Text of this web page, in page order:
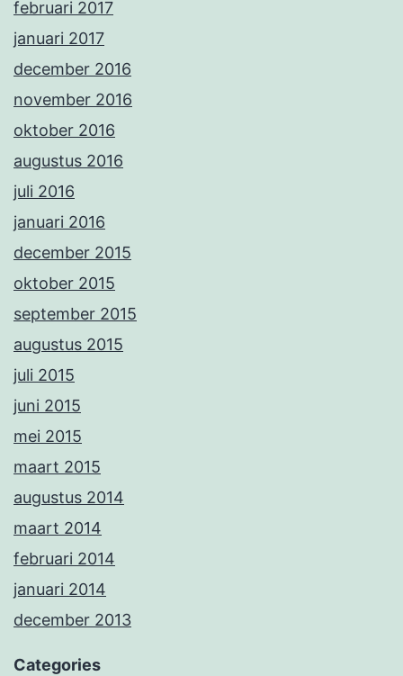
februari 2017
januari 2017
december 2016
november 2016
oktober 2016
augustus 2016
juli 2016
januari 2016
december 2015
oktober 2015
september 2015
augustus 2015
juli 2015
juni 2015
mei 2015
maart 2015
augustus 2014
maart 2014
februari 2014
januari 2014
december 2013
Categories